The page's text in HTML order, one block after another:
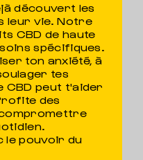
découvert les
leur vie. Notre
CBD de haute
spécifiques.
ton anxiété, à
tes
CBD peut t'aider
des
le pouvoir du